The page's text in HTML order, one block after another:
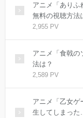
アニメ「ありふ
無料の視聴方法
2,955 PV
アニメ「食戟の
法は？
2,589 PV
アニメ「乙女ゲ
生してしまっ